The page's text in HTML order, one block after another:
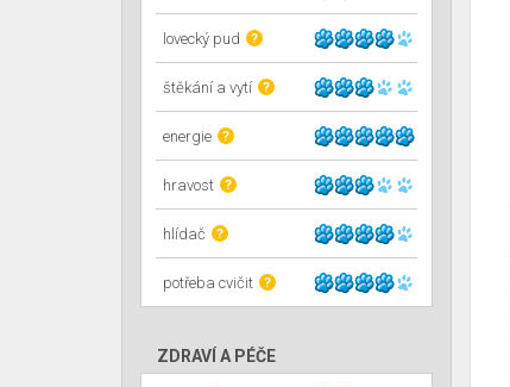
lovecký pud ?
štěkání a vytí ?
energie ?
hravost ?
hlídač ?
potřeba cvičit ?
ZDRAVÍ A PÉČE